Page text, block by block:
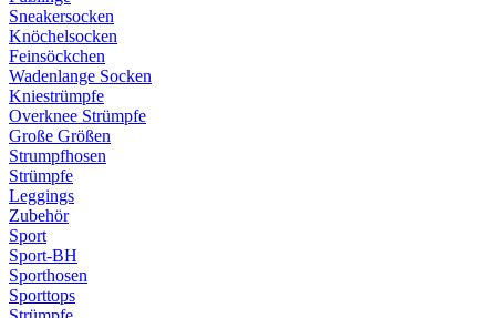
Sneakersocken
Knöchelsocken
Feinsöckchen
Wadenlange Socken
Kniestrümpfe
Overknee Strümpfe
Große Größen
Strumpfhosen
Strümpfe
Leggings
Zubehör
Sport
Sport-BH
Sporthosen
Sporttops